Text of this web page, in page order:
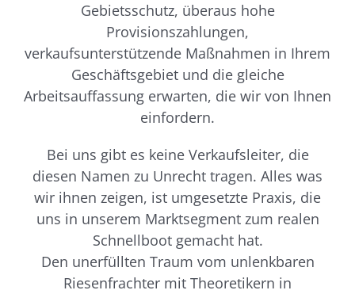
Gebietsschutz, überaus hohe
Provisionszahlungen,
verkaufsunterstützende Maßnahmen in Ihrem
Geschäftsgebiet und die gleiche
Arbeitsauffassung erwarten, die wir von Ihnen
einfordern.
Bei uns gibt es keine Verkaufsleiter, die
diesen Namen zu Unrecht tragen. Alles was
wir ihnen zeigen, ist umgesetzte Praxis, die
uns in unserem Marktsegment zum realen
Schnellboot gemacht hat.
Den unerfüllten Traum vom unlenkbaren
Riesenfrachter mit Theoretikern in